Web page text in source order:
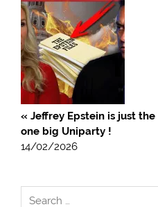
« Jeffrey Epstein is just
one big Uniparty !
14/02/2026